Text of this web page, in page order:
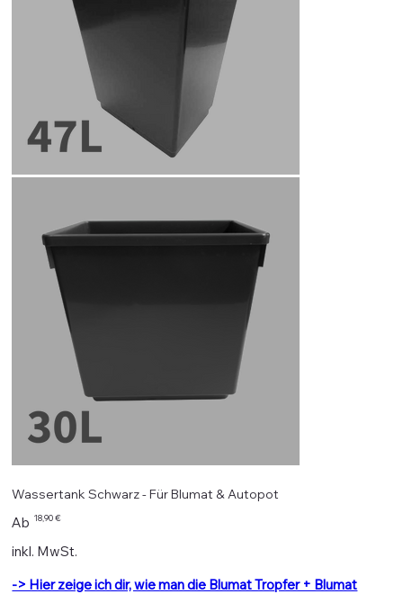
Wassertank Schwarz - Für Blumat & Autopot
Ab Preis
18,90 €
inkl. MwSt.
-> Hier zeige ich dir, wie man die Blumat Tropfer + Blumat